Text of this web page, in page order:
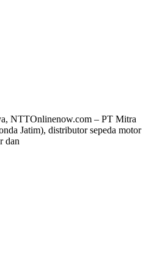
NTTOnlinenow.com – PT Mitra
Jatim), distributor sepeda motor
dan